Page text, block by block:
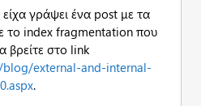
γράψει ένα post με τα
το index fragmentation που
βρείτε στο link
external-and-internal-
.